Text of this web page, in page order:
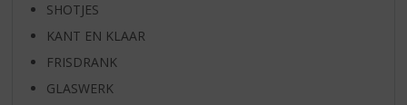
SHOTJES
KANT EN KLAAR
FRISDRANK
GLASWERK